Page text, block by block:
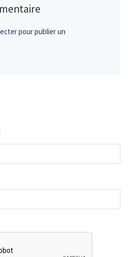
pour publier un